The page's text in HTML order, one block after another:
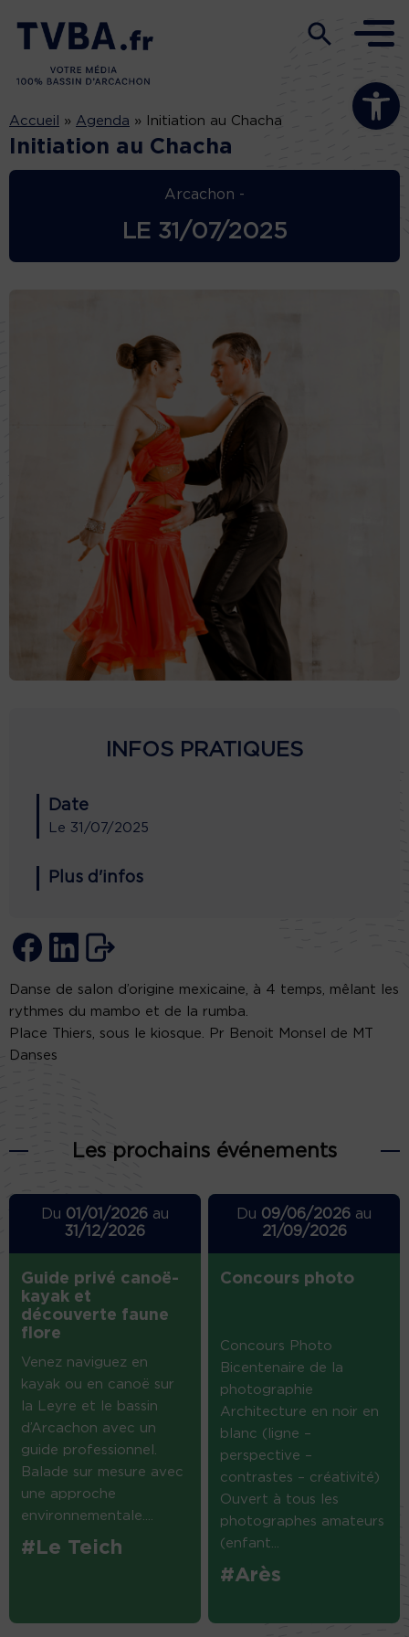
Ouvrir la
Accueil » Agenda » Initiation au Chacha
Initiation au Chacha
Arcachon -
LE 31/07/2025
INFOS PRATIQUES
Date
Le 31/07/2025
Plus d'infos
Danse de salon d’origine mexicaine, à 4 temps, mêlant les
rythmes du mambo et de la rumba.
Place Thiers, sous le kiosque. Pr Benoit Monsel de MT
Danses
Les prochains événements
Du 01/01/2026au
31/12/2026
Guide privé canoë-
kayak et
découverte faune
flore
Venez naviguez en
kayak ou en canoë sur
la Leyre et le bassin
d’Arcachon avec un
guide professionnel.
Balade sur mesure avec
une approche
environnementale....
#Le Teich
Du 09/06/2026 au
21/09/2026
Concours photo
Concours Photo
Bicentenaire de la
photographie
Architecture en noir en
blanc (ligne –
perspective –
contrastes – créativité)
Ouvert à tous les
photographes amateurs
(enfant...
#Arès